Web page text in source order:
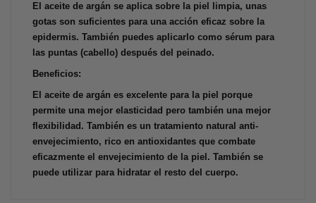
El aceite de argán se aplica sobre la piel limpia, unas
gotas son suficientes para una acción eficaz sobre la
epidermis. También puedes aplicarlo como sérum para
las puntas (cabello) después del peinado.
Beneficios:
El aceite de argán es excelente para la piel porque
permite una mejor elasticidad pero también una mejor
flexibilidad. También es un tratamiento natural anti-
envejecimiento, rico en antioxidantes que combate
eficazmente el envejecimiento de la piel. También se
puede utilizar para hidratar el resto del cuerpo.